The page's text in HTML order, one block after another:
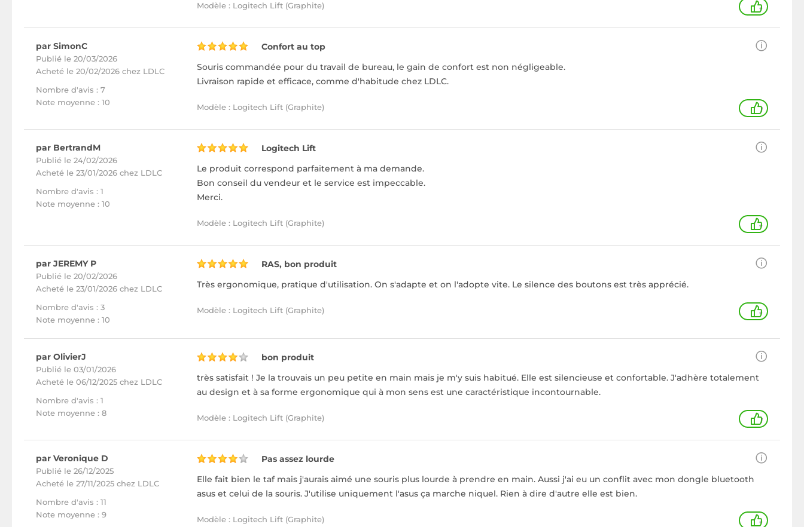
Modèle : Logitech Lift (Graphite) +
par SimonC
Publié le 20/03/2026
Acheté le 20/02/2026 chez LDLC
Nombre d'avis : 7
Note moyenne : 10
Confort au top
Souris commandée pour du travail de bureau, le gain de confort est non négligeable.
Livraison rapide et efficace, comme d'habitude chez LDLC.
Modèle : Logitech Lift (Graphite) 1
par BertrandM
Publié le 24/02/2026
Acheté le 23/01/2026 chez LDLC
Nombre d'avis : 1
Note moyenne : 10
Logitech Lift
Le produit correspond parfaitement à ma demande.
Bon conseil du vendeur et le service est impeccable.
Merci.
Modèle : Logitech Lift (Graphite) +
par JEREMY P
Publié le 20/02/2026
Acheté le 23/01/2026 chez LDLC
Nombre d'avis : 3
Note moyenne : 10
RAS, bon produit
Très ergonomique, pratique d'utilisation. On s'adapte et on l'adopte vite. Le silence des boutons est très apprécié.
Modèle : Logitech Lift (Graphite) +
par OlivierJ
Publié le 03/01/2026
Acheté le 06/12/2025 chez LDLC
Nombre d'avis : 1
Note moyenne : 8
bon produit
très satisfait ! Je la trouvais un peu petite en main mais je m'y suis habitué. Elle est silencieuse et confortable. J'adhère totalement
au design et à sa forme ergonomique qui à mon sens est une caractéristique incontournable.
Modèle : Logitech Lift (Graphite) 1
par Veronique D
Publié le 26/12/2025
Acheté le 27/11/2025 chez LDLC
Nombre d'avis : 11
Note moyenne : 9
Pas assez lourde
Elle fait bien le taf mais j'aurais aimé une souris plus lourde à prendre en main. Aussi j'ai eu un conflit avec mon dongle bluetooth
asus et celui de la souris. J'utilise uniquement l'asus ça marche niquel. Rien à dire d'autre elle est bien.
Modèle : Logitech Lift (Graphite) +